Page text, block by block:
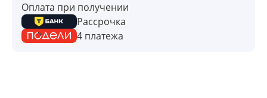
Оплата при получении
Рассрочка
4 платежа